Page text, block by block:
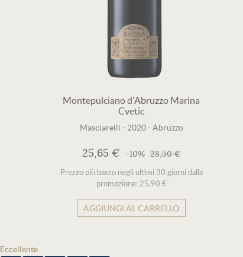
Montepulciano d'Abruzzo Marina
Cvetic
Masciarelli - 2020- Abruzzo
25,65 € -10% 28,50 €
Prezzo più basso negli ultimi 30 giorni dalla
promozione: 25,90 €
AGGIUNGI AL CARRELLO
Eccellente